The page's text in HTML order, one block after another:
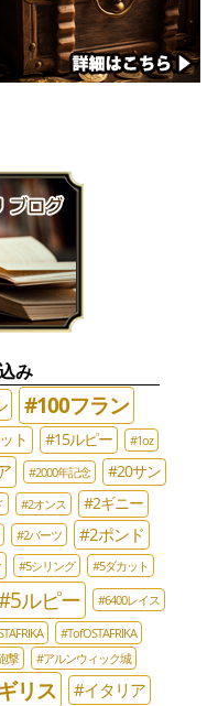
み
#100フラン
ト #15ルピー
#1oz
#2000年記念 #20サン
#2オンス #2ギニー
#2バーツ #2ポンド
#5シリング #5ダカット
ルピー
#6400レイス
#TofOSTAFRIKA
撃 #アルンウィック城
リス #イタリア